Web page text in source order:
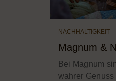
NACHHALTIGKEIT
Magnum &
Bei Magnum
wahrer